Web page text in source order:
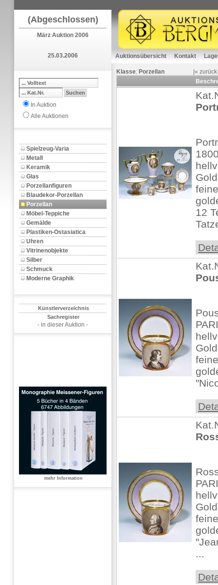
(Abgeschlossen)
März Auktion 2006
25.03.2006
In Auktion
Alle Auktionen
Spielzeug-Varia
Metall
Keramik
Glas
Porzellanfiguren
Blaudekor-Porzellan
Porzellan
Möbel-Teppiche
Gemälde
Plastiken-Ostasiatica
Uhren
Vitrinenobjekte
Silber
Schmuck
Moderne Graphik
Künstlerverzeichnis
Sachregister
- in dieser Auktion -
mehr Information
Auktionsübersicht Kontakt
Klasse: Porzellan |« zurück
12
...